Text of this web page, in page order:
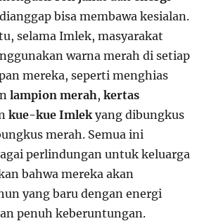
bisa membawa kesialan.
selama Imlek, masyarakat
warna merah di setiap
mereka, seperti menghias
lampion merah,kertas
kue-kue Imlek yang dibungkus
merah. Semua ini
perlindungan untuk keluarga
bahwa mereka akan
yang baru dengan energi
penuh keberuntungan.